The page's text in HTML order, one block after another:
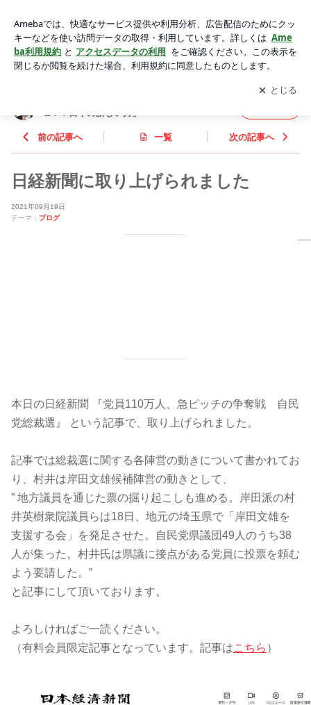
グ「CHALLENGE！！日本の新しい力」Powered by Ameba
アプリをダウンロードして ブログの更新通知
を受け取りまし
ょう。
開く
E！！日本の新しい力」
前の記事へ 一覧 次の記事へ
日経新聞に取り上げられました
2021年09月19日
テーマ： ブログ
本日の日経新聞 『党員110万人、急ピッチの争奪戦 自民
党総裁選』 という記事で、取り上げられました。
記事では総裁選に関する各陣営の動きについて書かれてお
り、 村井は岸田文雄候補陣営の動きとして、
” 地方議員を通じた票の掘り起こしも進める。
岸田派の村
井英樹衆院議員らは18日、地元の埼玉県で「 岸田文雄を
支援する会」を発足させた。
自民党県議団49人のうち38
人が集った。 村井氏は県議に接点がある党員に投票を頼む
よう要請した。”
と記事にして頂いております。
よろしければご一読ください。
（有料会員限定記事となっています。記事はこちら ）